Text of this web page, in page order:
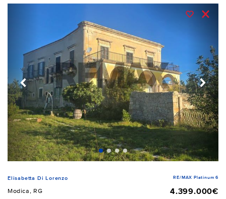
Elisabetta Di Lorenzo RE/MAX Platinum 6
Modica, RG
4.399.000€